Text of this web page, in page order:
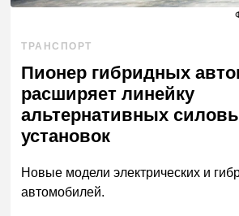
ТРАНСПОРТ
Пионер гибридных
расширяет линейку
альтернативных
установок
Новые модели электрических и
автомобилей.